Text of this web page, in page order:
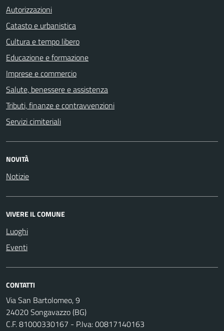
Autorizzazioni
Catasto e urbanistica
Cultura e tempo libero
Educazione e formazione
Imprese e commercio
Salute, benessere e assistenza
Tributi, finanze e contravvenzioni
Servizi cimiteriali
NOVITÀ
Notizie
VIVERE IL COMUNE
Luoghi
Eventi
CONTATTI
Via San Bartolomeo, 9
24020 Songavazzo (BG)
C.F. 81000330167 - P.Iva: 00817140163